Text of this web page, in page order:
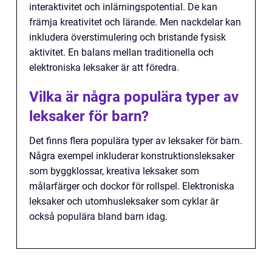
interaktivitet och inlärningspotential. De kan
främja kreativitet och lärande. Men nackdelar kan
inkludera överstimulering och bristande fysisk
aktivitet. En balans mellan traditionella och
elektroniska leksaker är att föredra.
Vilka är några populära typer av
leksaker för barn?
Det finns flera populära typer av leksaker för barn.
Några exempel inkluderar konstruktionsleksaker
som byggklossar, kreativa leksaker som
målarfärger och dockor för rollspel. Elektroniska
leksaker och utomhusleksaker som cyklar är
också populära bland barn idag.